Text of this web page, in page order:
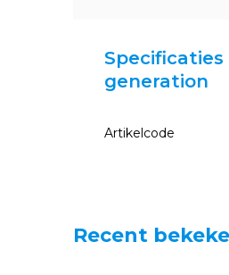
generation
Artikelcode
Recent